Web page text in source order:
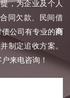
，为企业及个人
同欠款、民间借
公司有专业的商
制定追收方案。
来电咨询！